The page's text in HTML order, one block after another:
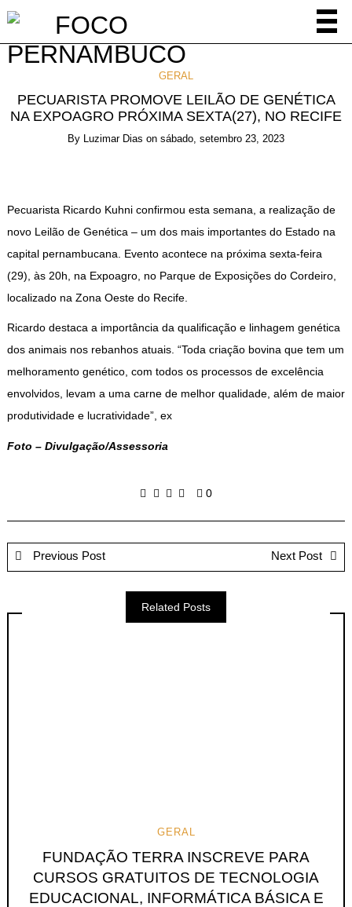
GERAL
PECUARISTA PROMOVE LEILÃO DE GENÉTICA
NA EXPOAGRO PRÓXIMA SEXTA(27), NO RECIFE
By Luzimar Dias on sábado, setembro 23, 2023
Pecuarista Ricardo Kuhni confirmou esta semana, a realização de
novo Leilão de Genética – um dos mais importantes do Estado na
capital pernambucana. Evento acontece na próxima sexta-feira
(29), às 20h, na Expoagro, no Parque de Exposições do Cordeiro,
localizado na Zona Oeste do Recife.
Ricardo destaca a importância da qualificação e linhagem genética
dos animais nos rebanhos atuais. “Toda criação bovina que tem um
melhoramento genético, com todos os processos de excelência
envolvidos, levam a uma carne de melhor qualidade, além de maior
produtividade e lucratividade”, ex
Foto – Divulgação/Assessoria
0
Previous Post Next Post
Related Posts
GERAL
FUNDAÇÃO TERRA INSCREVE PARA
CURSOS GRATUITOS DE TECNOLOGIA
EDUCACIONAL, INFORMÁTICA BÁSICA E